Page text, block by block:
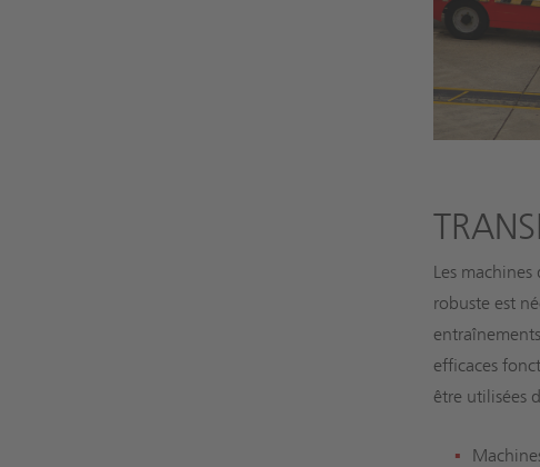
Les
robuste est
efficaces
être utilisées